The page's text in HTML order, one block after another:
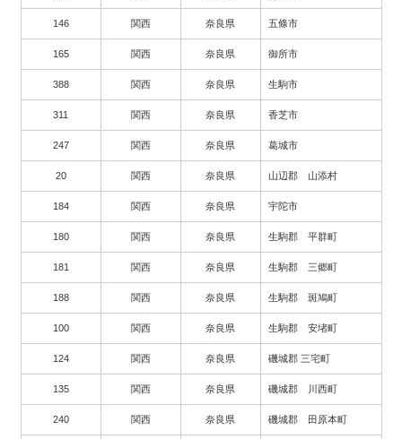
146 関西 奈良県 五條市
165 関西 奈良県 御所市
388 関西 奈良県 生駒市
311 関西 奈良県 香芝市
247 関西 奈良県 葛城市
20 関西 奈良県 山辺郡 山添村
184 関西 奈良県 宇陀市
180 関西 奈良県 生駒郡 平群町
181 関西 奈良県 生駒郡 三郷町
188 関西 奈良県 生駒郡 斑鳩町
100 関西 奈良県 生駒郡 安堵町
124 関西 奈良県 磯城郡 三宅町
135 関西 奈良県 磯城郡 川西町
240 関西 奈良県 磯城郡 田原本町